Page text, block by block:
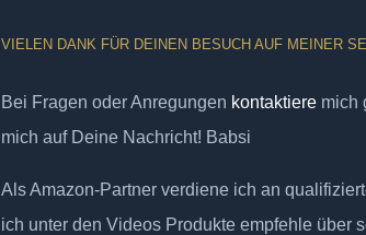
VIELEN DANK FÜR DEINEN BESUCH AUF MEINER
Bei Fragen oder Anregungen kontaktiere mich
mich auf Deine Nachricht! Babsi
Als Amazon-Partner verdiene ich an
ich unter den Videos Produkte empfehle über